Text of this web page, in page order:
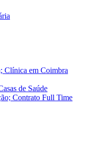
Clínica em Coimbra
de Saúde
Contrato Full Time